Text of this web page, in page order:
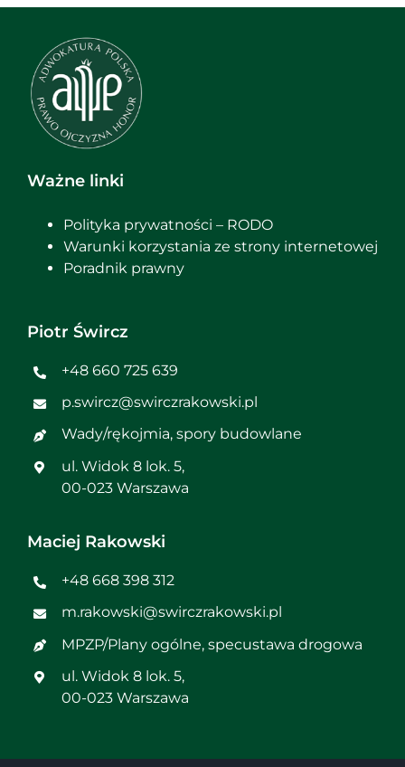
Ważne linki
Polityka prywatności – RODO
Warunki korzystania ze strony internetowej
Poradnik prawny
Piotr Śwircz
+48 660 725 639
p.swircz@swirczrakowski.pl
Wady/rękojmia, spory budowlane
ul. Widok 8 lok. 5,
00-023 Warszawa
Maciej Rakowski
+48 668 398 312
m.rakowski@swirczrakowski.pl
MPZP/Plany ogólne, specustawa drogowa
ul. Widok 8 lok. 5,
00-023 Warszawa